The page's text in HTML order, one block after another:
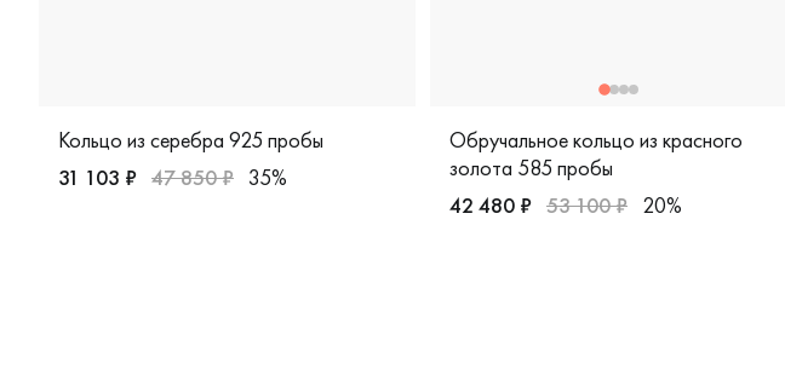
Кольцо из серебра 925 пробы
31 103 ₽ 47 850 ₽ 35%
Обручальное кольцо из красного
золота 585 пробы
Женские, мужские, парные, красное
42 480 ₽ 53 100 ₽ 20%